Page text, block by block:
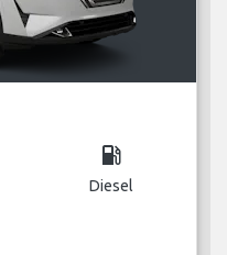
local_gas_station
Diesel